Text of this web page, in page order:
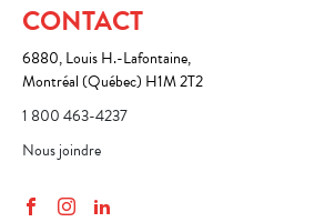
CONTACT
6880, Louis H.-Lafontaine,
Montréal (Québec) H1M 2T2
1 800 463-4237
Nous joindre
Facebook
Instagram